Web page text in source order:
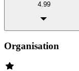
4.99
Organisation